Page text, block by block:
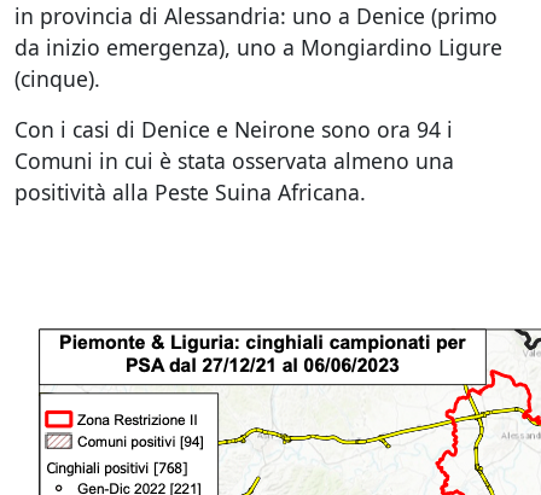
in provincia di Alessandria: uno a Denice (primo
da inizio emergenza), uno a Mongiardino Ligure
(cinque).
Con i casi di Denice e Neirone sono ora 94 i
Comuni in cui è stata osservata almeno una
positività alla Peste Suina Africana.